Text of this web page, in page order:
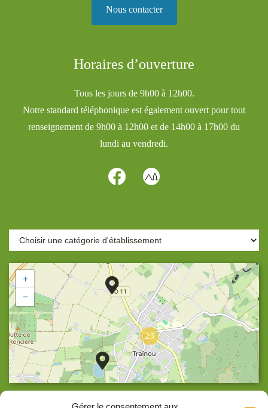
Nous contacter
Horaires d’ouverture
Tous les jours de 9h00 à 12h00.
Notre standard téléphonique est également ouvert pour tout
renseignement de 9h00 à 12h00 et de 14h00 à 17h00 du
lundi au vendredi.
23
+
−